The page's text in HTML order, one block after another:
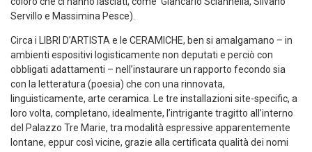
Servillo e Massimina Pesce)
Circa i LIBRI D’ARTISTA e le CERAMICHE, ben si amalgamano – in
ambienti espositivi logisticamente non deputati e perciò con
obbligati adattamenti – nell’instaurare un rapporto fecondo sia
con la letteratura (poesia) che con una rinnovata,
linguisticamente, arte ceramica.
Le tre installazioni site-specific, a
loro volta, completano, idealmente, l’intrigante tragitto all’interno
del Palazzo Tre Marie, tra modalità espressive apparentemente
lontane, eppur così vicine, grazie alla certificata qualità dei nomi